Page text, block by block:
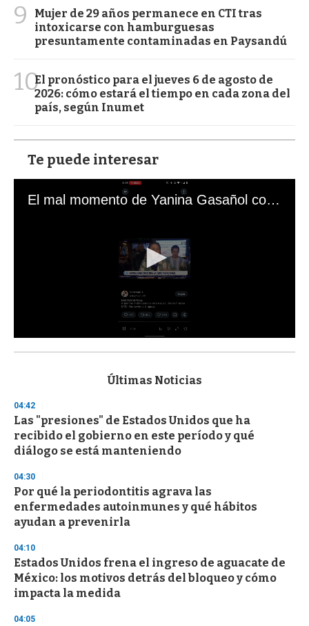
9
Mujer de 29 años permanece en CTI tras
intoxicarse con hamburguesas
presuntamente contaminadas en Paysandú
10El pronóstico para el jueves 6 de agosto de
2026: cómo estará el tiempo en cada zona del
país, según Inumet
Te puede interesar
El mal momento de Yanina Gasañol con un hincha argentino en "Subrayado"
s
d
s
o
f
3
s
e
c
o
n
Últimas Noticias
04:42
Las "presiones" de Estados Unidos que ha
recibido el gobierno en este período y qué
diálogo se está manteniendo
04:30
Por qué la periodontitis agrava las
enfermedades autoinmunes y qué hábitos
ayudan a prevenirla
04:10
Estados Unidos frena el ingreso de aguacate de
México: los motivos detrás del bloqueo y cómo
impacta la medida
04:05